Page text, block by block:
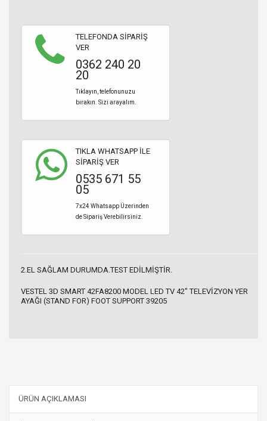
TELEFONDA SİPARİŞ
VER
0362 240 20
20
Tıklayın, telefonunuzu
bırakın. Sizi arayalım.
TIKLA WHATSAPP İLE
SİPARİŞ VER
0535 671 55
05
7x24 Whatsapp Üzerinden
de Sipariş Verebilirsiniz.
2.EL SAĞLAM DURUMDA.TEST EDİLMİŞTİR.
VESTEL 3D SMART 42FA8200 MODEL LED TV 42" TELEVİZYON YER
AYAĞI (STAND FOR) FOOT SUPPORT 39205
ÜRÜN AÇIKLAMASI